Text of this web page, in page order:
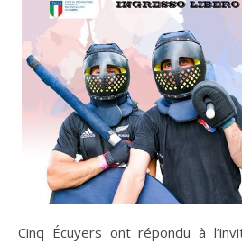
Cinq Écuyers ont répondu à